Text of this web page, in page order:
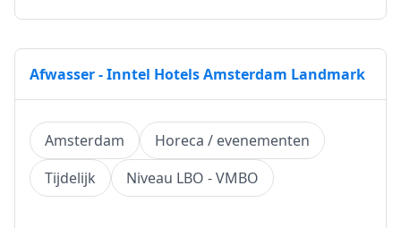
Afwasser - Inntel Hotels Amsterdam Landmark
Amsterdam
Horeca / evenementen
Tijdelijk
Niveau LBO - VMBO